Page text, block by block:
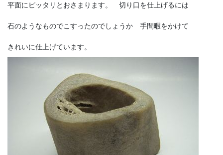
平面にピッタリとおさまります。 切り口を仕上げるには
石のようなものでこすったのでしょうか 手間暇をかけて
きれいに仕上げています。